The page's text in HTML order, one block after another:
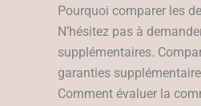
Pourquoi comparer les
N’hésitez pas à
supplémentaires.
garanties
Comment évaluer la